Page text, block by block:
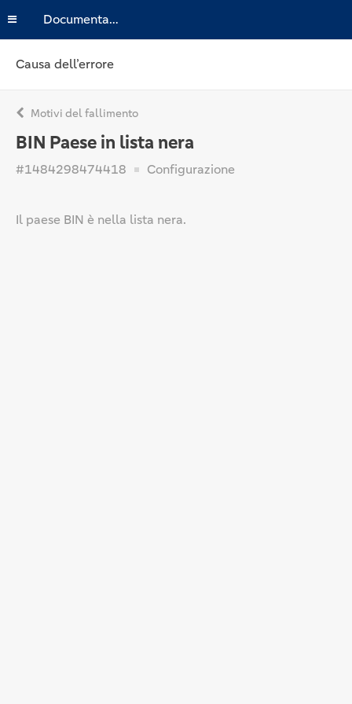
Documentazione
Causa dell’errore
Motivi del fallimento
BIN Paese in lista nera
#1484298474418 Configurazione
Il paese BIN è nella lista nera.